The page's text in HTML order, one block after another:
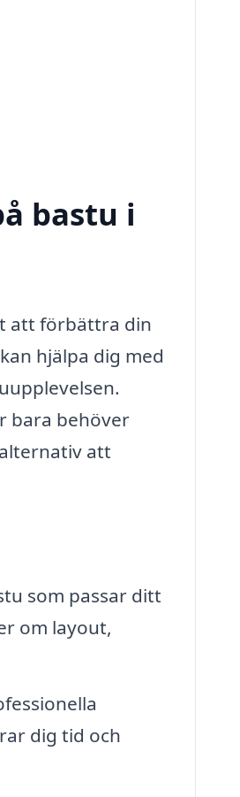
bastu i
att förbättra din
hjälpa dig med
bara behöver
att
som passar ditt
om layout,
dig tid och